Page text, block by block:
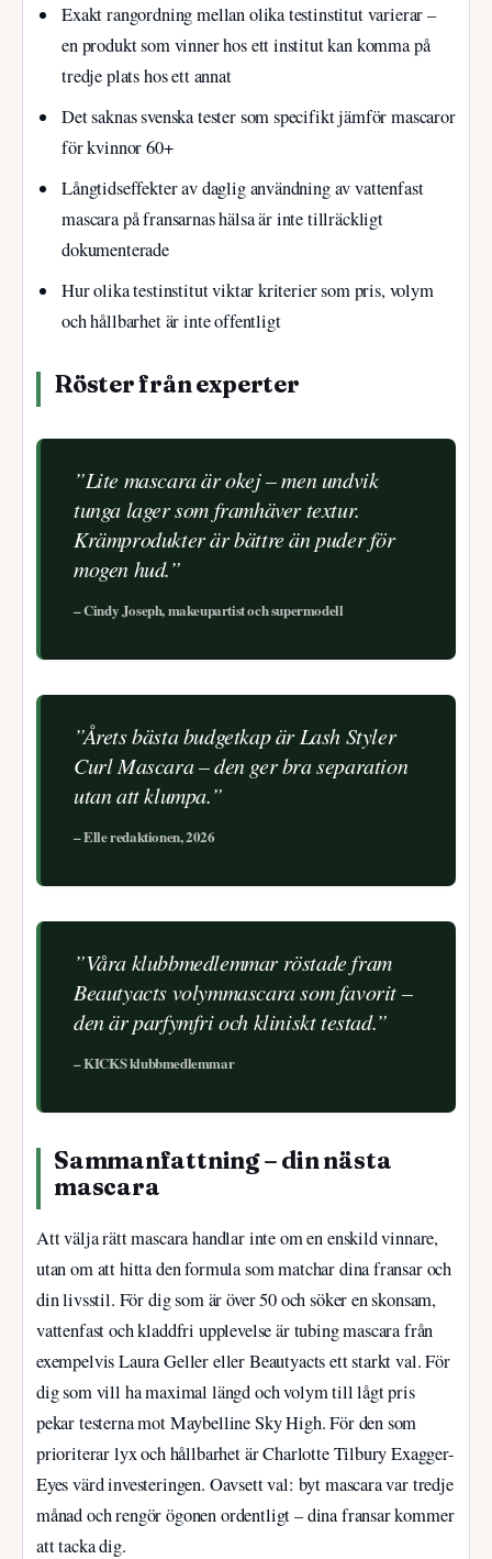
Exakt rangordning mellan olika testinstitut varierar –
en produkt som vinner hos ett institut kan komma på
tredje plats hos ett annat
Det saknas svenska tester som specifikt jämför mascaror
för kvinnor 60+
Långtidseffekter av daglig användning av vattenfast
mascara på fransarnas hälsa är inte tillräckligt
dokumenterade
Hur olika testinstitut viktar kriterier som pris, volym
och hållbarhet är inte offentligt
Röster från experter
”Lite mascara är okej – men undvik
tunga lager som framhäver textur.
Krämprodukter är bättre än puder för
mogen hud.”
– Cindy Joseph, makeupartist och supermodell
”Årets bästa budgetkap är Lash Styler
Curl Mascara – den ger bra separation
utan att klumpa.”
– Elle redaktionen, 2026
”Våra klubbmedlemmar röstade fram
Beautyacts volymmascara som favorit –
den är parfymfri och kliniskt testad.”
– KICKS klubbmedlemmar
Sammanfattning – din nästa
mascara
Att välja rätt mascara handlar inte om en enskild vinnare,
utan om att hitta den formula som matchar dina fransar och
din livsstil. För dig som är över 50 och söker en skonsam,
vattenfast och kladdfri upplevelse är tubing mascara från
exempelvis Laura Geller eller Beautyacts ett starkt val. För
dig som vill ha maximal längd och volym till lågt pris
pekar testerna mot Maybelline Sky High. För den som
prioriterar lyx och hållbarhet är Charlotte Tilbury Exagger-
Eyes värd investeringen. Oavsett val: byt mascara var tredje
månad och rengör ögonen ordentligt – dina fransar kommer
att tacka dig.